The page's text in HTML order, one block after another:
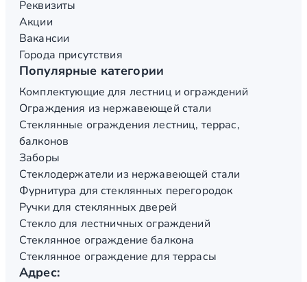
Реквизиты
Акции
Вакансии
Города присутствия
Популярные категории
Комплектующие для лестниц и ограждений
Ограждения из нержавеющей стали
Стеклянные ограждения лестниц, террас,
балконов
Заборы
Стеклодержатели из нержавеющей стали
Фурнитура для стеклянных перегородок
Ручки для стеклянных дверей
Стекло для лестничных ограждений
Стеклянное ограждение балкона
Стеклянное ограждение для террасы
Адрес: